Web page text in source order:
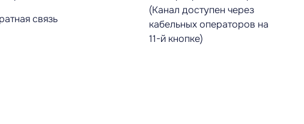
связь
(Канал доступен через
кабельных операторов на
11-й кнопке)